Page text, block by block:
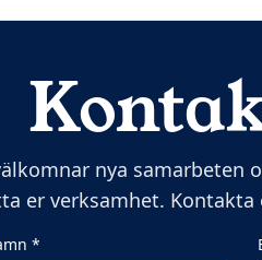
nya samarbeten
er verksamhet. Kontakta
*(obligatoriskt)